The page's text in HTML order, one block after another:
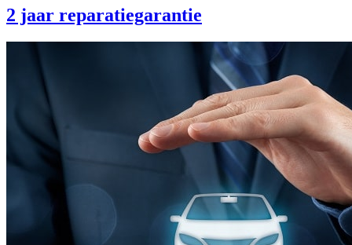
2 jaar reparatiegarantie